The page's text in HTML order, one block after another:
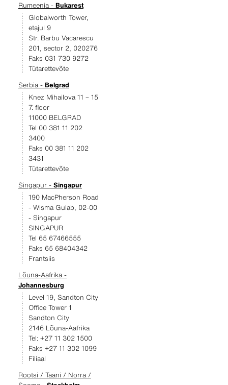
Rumeenia - Bukarest
Globalworth Tower,
etajul 9
Str. Barbu Vacarescu
201, sector 2, 020276
Faks 031 730 9272
Tütarettevõte
Serbia - Belgrad
Knez Mihailova 11 – 15
7. floor
11000 BELGRAD
Tel 00 381 11 202
3400
Faks 00 381 11 202
3431
Tütarettevõte
Singapur - Singapur
190 MacPherson Road
- Wisma Gulab, 02-00
- Singapur
SINGAPUR
Tel 65 67466555
Faks 65 68404342
Frantsiis
Lõuna-Aafrika -
Johannesburg
Level 19, Sandton City
Office Tower 1
Sandton City
2146 Lõuna-Aafrika
Tel: +27 11 302 1500
Faks +27 11 302 1099
Filiaal
Rootsi / Taani / Norra /